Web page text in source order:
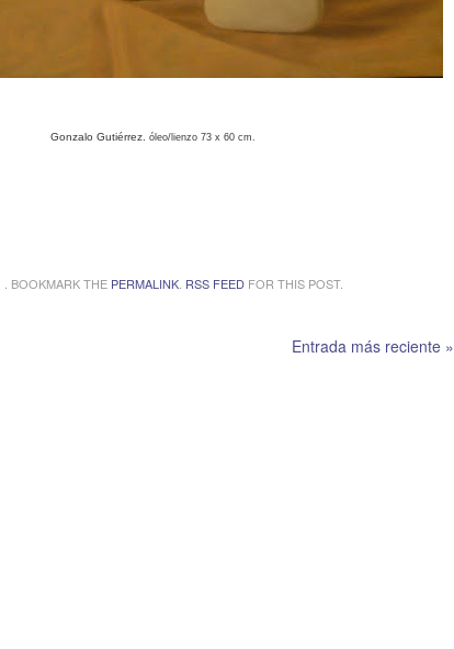
Gonzalo Gutiérrez. óleo/lienzo 73 x 60 cm.
. BOOKMARK THE PERMALINK RSS FEED FOR THIS POST.
Entrada más reciente »